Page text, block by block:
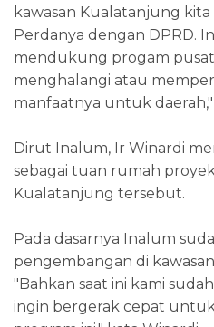
kawasan Kualatanjung
Perdanya dengan DPRD.
mendukung progam
menghalangi atau
manfaatnya untuk daerah,"
Dirut Inalum, Ir Winardi
sebagai tuan rumah
Kualatanjung tersebut.
Pada dasarnya Inalum
pengembangan di
"Bahkan saat ini kami
ingin bergerak cepat